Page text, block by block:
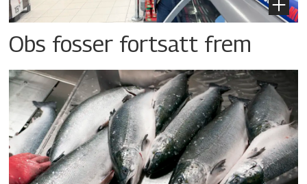
Obs fosser fortsatt frem